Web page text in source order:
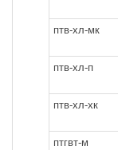
птв-хл-мк
птв-хл-п
птв-хл-хк
птгвт-м